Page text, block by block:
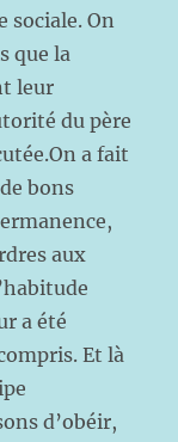
sociale. On
que la
leur
du père
a fait
bons
aux
a été
Et là
d’obéir,